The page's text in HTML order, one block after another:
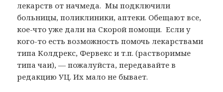
лекарств от начмеда. Мы подключили
больницы, поликлиники, аптеки. Обещают все,
кое-что уже дали на Скорой помощи. Если у
кого-то есть возможность помочь лекарствами
типа Колдрекс, Фервекс и т.п. (растворимые
типа чаи), — пожалуйста, передавайте в
редакцию УЦ. Их мало не бывает.